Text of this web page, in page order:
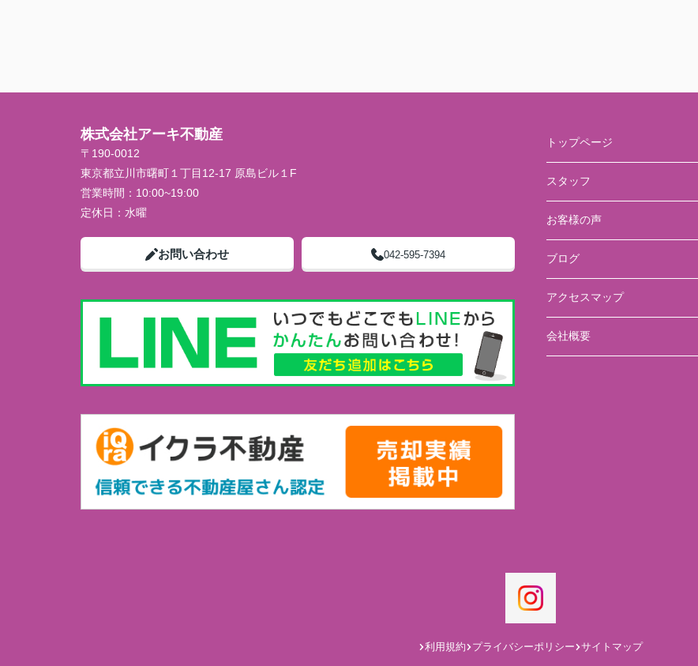
株式会社アーキ不動産
〒190-0012
東京都立川市曙町１丁目12-17 原島ビル１F
営業時間： 10:00~19:00
定休日： 水曜
お問い合わせ 042-595-7394
トップページ
スタッフ
お客様の声
ブログ
アクセスマップ
会社概要
利用規約 プライバシーポリシー サイトマップ